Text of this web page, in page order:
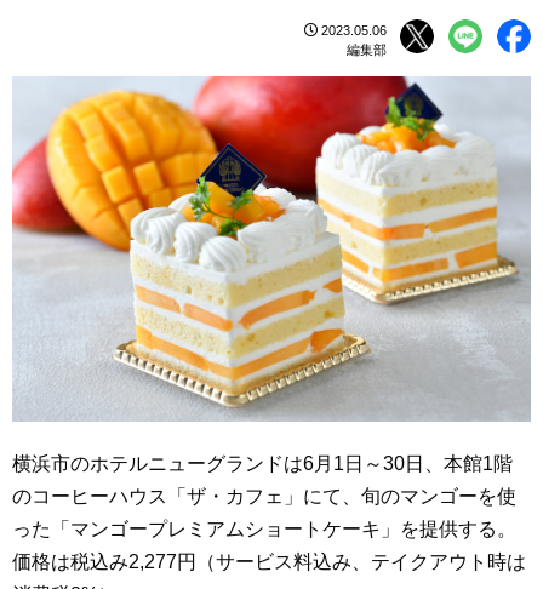
2023.05.06
編集部
横浜市のホテルニューグランドは6月1日～30日、本館1階
のコーヒーハウス「ザ・カフェ」にて、旬のマンゴーを使
った「マンゴープレミアムショートケーキ」を提供する。
価格は税込み2,277円（サービス料込み、テイクアウト時は